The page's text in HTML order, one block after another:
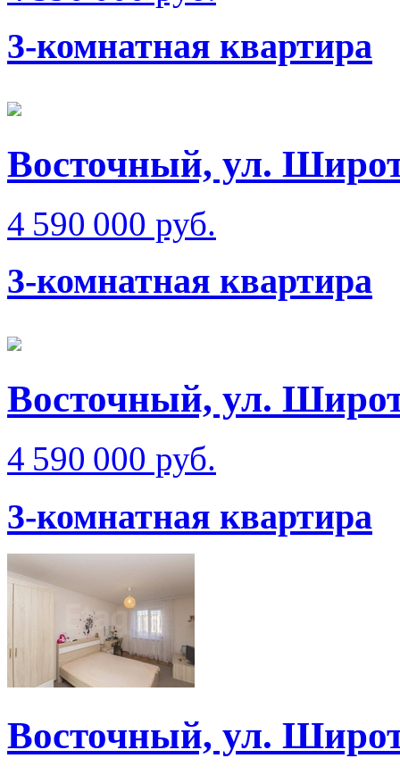
3-комнатная квартира
Восточный, ул.
4 590 000 руб.
3-комнатная квартира
Восточный, ул.
4 590 000 руб.
3-комнатная квартира
Восточный, ул.